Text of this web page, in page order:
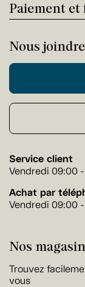
Paiement
Nous joindre
Service client
Vendredi 09:00
Achat par
Vendredi 09:00
Nos
Trouvez
vous